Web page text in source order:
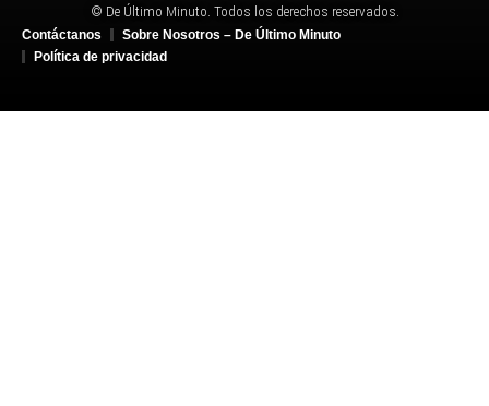
© De Último Minuto. Todos los derechos reservados.
Contáctanos
Sobre Nosotros – De Último Minuto
Política de privacidad